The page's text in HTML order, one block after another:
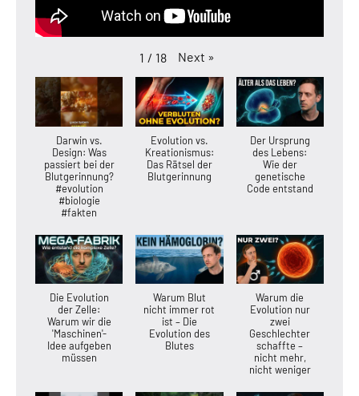
1 / 18 Next »
Darwin vs.
Design: Was
passiert bei der
Blutgerinnung?
#evolution
#biologie
#fakten
Evolution vs.
Kreationismus:
Das Rätsel der
Blutgerinnung
Der Ursprung
des Lebens:
Wie der
genetische
Code entstand
Die Evolution
der Zelle:
Warum wir die
'Maschinen'-
Idee aufgeben
müssen
Warum Blut
nicht immer rot
ist – Die
Evolution des
Blutes
Warum die
Evolution nur
zwei
Geschlechter
schaffte –
nicht mehr,
nicht weniger